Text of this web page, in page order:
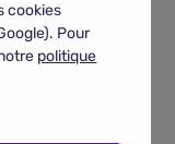
cookies
Pour
politique